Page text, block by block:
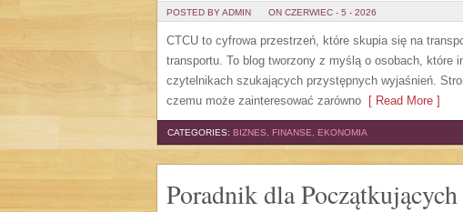
POSTED BY ADMIN ON CZERWIEC - 5 - 2026
CTCU to cyfrowa przestrzeń, które skupia się na
transportu. To blog tworzony z myślą o osobach, które
czytelnikach szukających przystępnych wyjaśnień.
czemu może zainteresować zarówno [ Read More ]
CATEGORIES: BIZNES, FINANSE, EKONOMIA
Poradnik dla Początkujących